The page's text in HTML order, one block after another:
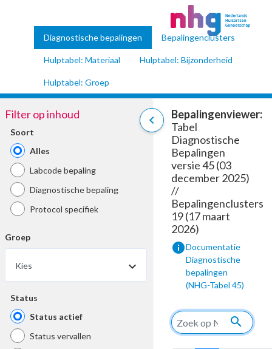
Diagnostische bepalingen Bepalingenclusters
Hulptabel: Materiaal Hulptabel: Bijzonderheid
Hulptabel: Groep
chevron_left
Filter op inhoud
Soort
Alles
Labcode bepaling
Diagnostische bepaling
Protocol specifiek
Groep
Kies
Status
Status actief
Status vervallen
Bepalingenviewer:
Tabel
Diagnostische
Bepalingen
versie 45 (03
december 2025)
//
Bepalingenclusters
19 (17 maart
2026)
infoDocumentatie
Diagnostische
bepalingen
(NHG-Tabel 45)
search